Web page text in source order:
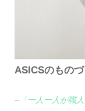
ASICSのものづ
–「一人一人が職